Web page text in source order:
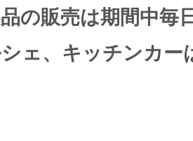
の販売は期間中毎
ェ、キッチンカー